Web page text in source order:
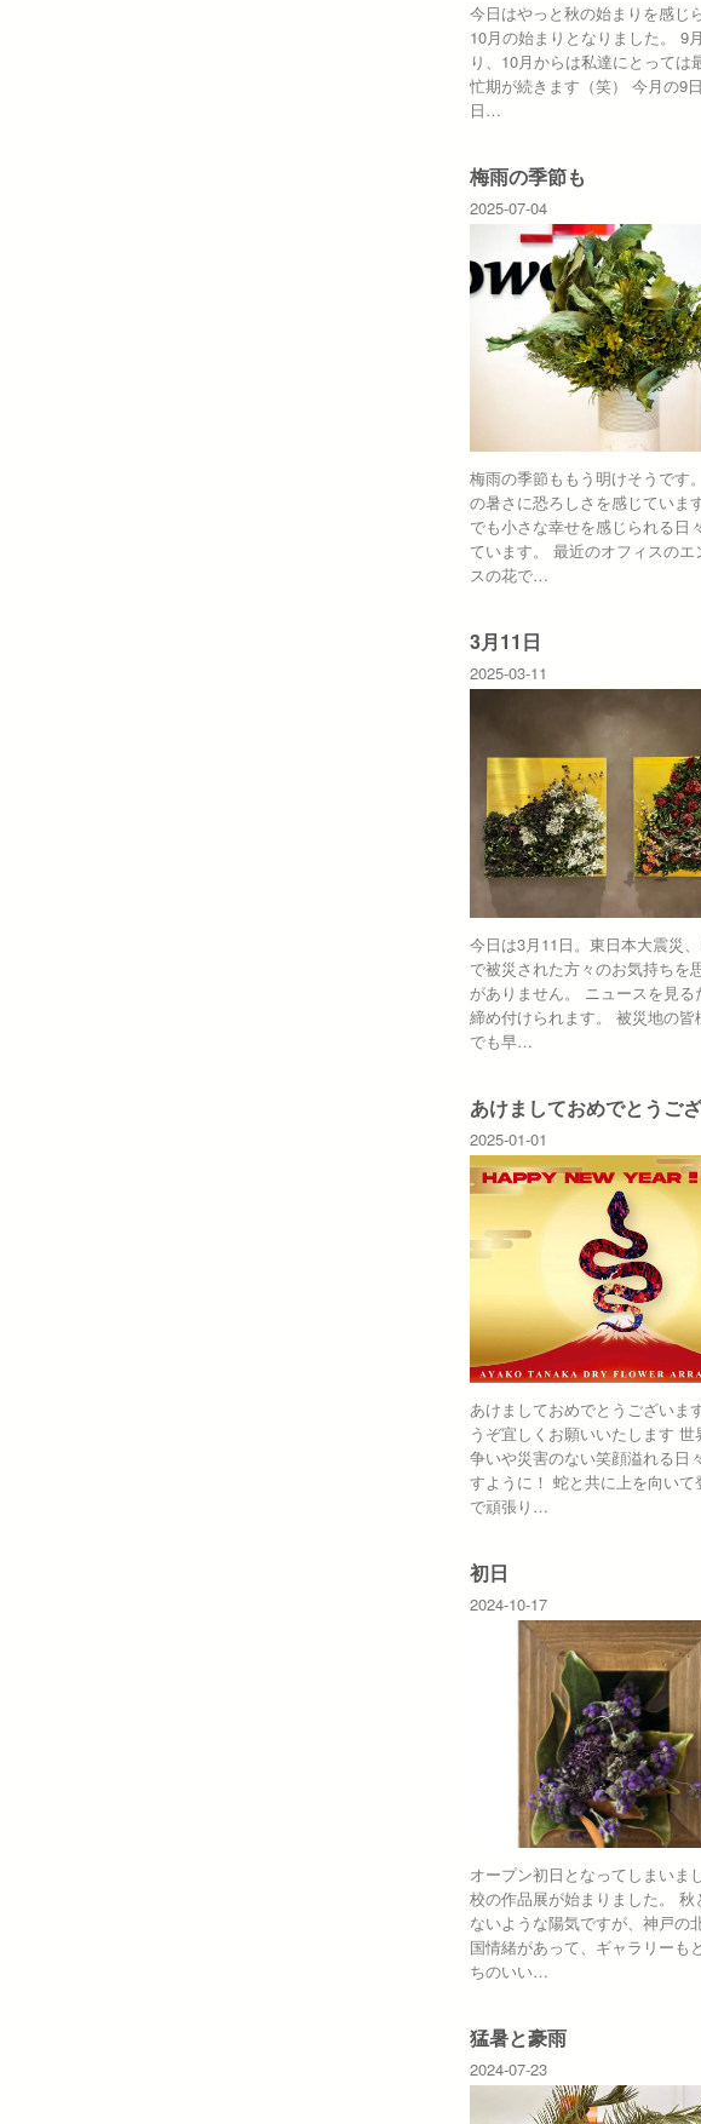
今日はやっと秋の始まりを感じ
10月の始まりとなりました。 9
り、10月からは私達にとっては
忙期が続きます（笑） 今月の9
日…
梅雨の季節も
2025-07-04
梅雨の季節ももう明けそうです
の暑さに恐ろしさを感じていま
でも小さな幸せを感じられる日
ています。 最近のオフィスのエ
スの花で…
3月11日
2025-03-11
今日は3月11日。東日本大震災
で被災された方々のお気持ちを
がありません。 ニュースを見る
締め付けられます。 被災地の皆
でも早…
あけましておめでとうご
2025-01-01
あけましておめでとうございま
うぞ宜しくお願いいたします 世
争いや災害のない笑顔溢れる日
すように！ 蛇と共に上を向いて
で頑張り…
初日
2024-10-17
オープン初日となってしまいま
校の作品展が始まりました。 秋
ないような陽気ですが、神戸の
国情緒があって、ギャラリーも
ちのいい…
猛暑と豪雨
2024-07-23